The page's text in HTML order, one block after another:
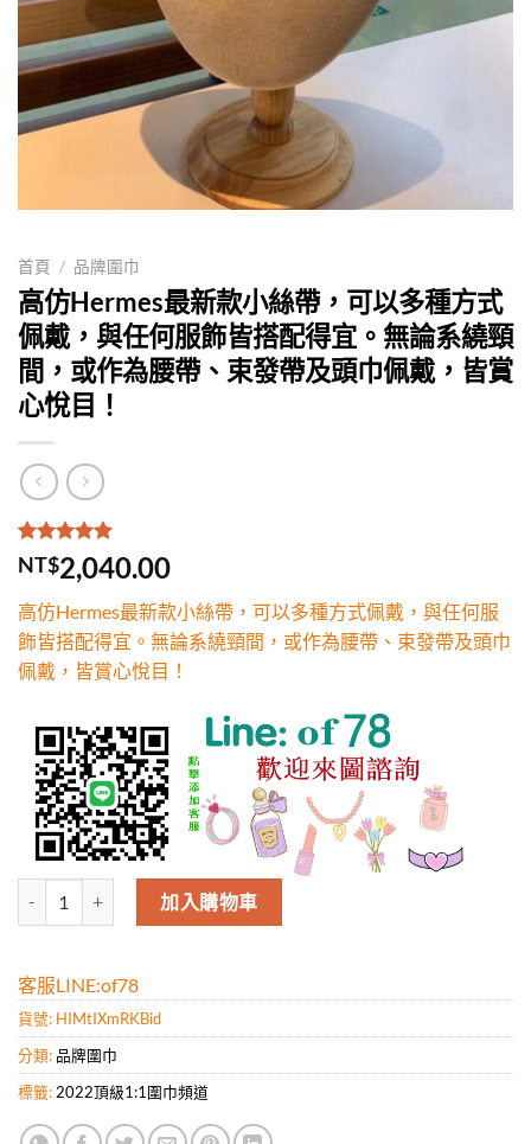
首頁 / 品牌圍巾
高仿Hermes最新款小絲帶，可以多種方式
佩戴，與任何服飾皆搭配得宜。無論系繞頸
間，或作為腰帶、束發帶及頭巾佩戴，皆賞
心悅目！
評分5.00 /
5，已有
1
位
分
NT$2,040.00
高仿Hermes最新款小絲帶，可以多種方式佩戴，與任何服
飾皆搭配得宜。無論系繞頸間，或作為腰帶、束發帶及頭巾
佩戴，皆賞心悅目！
高仿Hermes最新款小絲帶，可以多種方式佩戴，與任何服飾皆搭配
加入購物車
客服LINE:of78
貨號: HIMtIXmRKBid
分類: 品牌圍巾
標籤: 2022頂級1:1圍巾頻道